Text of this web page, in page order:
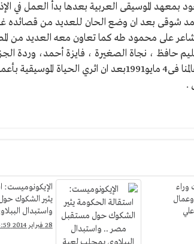
بأمير الشعراء أحمد شوقى بعد ان وضع الحان للعديد من
على محمود طه كما تعاون معه العديد من
حافظ ، نجاة الصغيرة ، فايزة أحمد، وردة
طلال مداح وأسمهان .. رحل عبد الوهاب عن عالمنا فى4 مايو1991بعد ان اثري
.
وراء
الإيكونوميست:
يثير الشكوك
واستبدال
"كراسي
28 فبراير 2014 5:59 م